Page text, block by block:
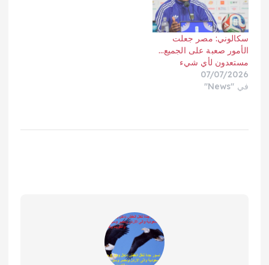
سكالوني: مصر جعلت
الأمور صعبة على الجميع…
مستعدون لأي شيء
07/07/2026
في "News"